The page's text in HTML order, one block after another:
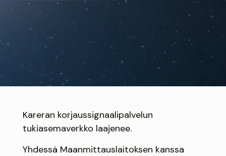
Kareran korjaussignaalipalvelun
tukiasemaverkko laajenee.
Yhdessä Maanmittauslaitoksen kanssa